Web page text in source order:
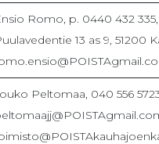
Romo, p. 0440 432 335,
13 as 9, 51200
Peltomaa, 040 556